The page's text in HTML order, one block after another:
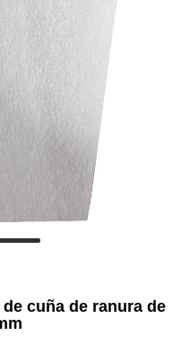
cuña de ranura de